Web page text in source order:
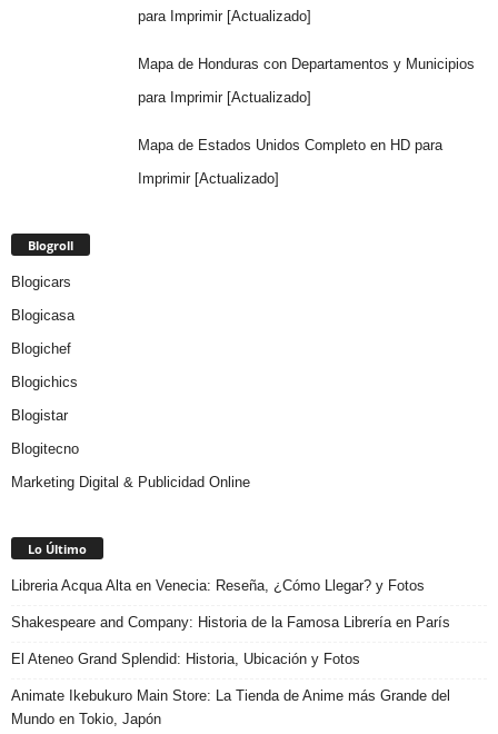
para Imprimir [Actualizado]
Mapa de Honduras con Departamentos y Municipios
para Imprimir [Actualizado]
Mapa de Estados Unidos Completo en HD para
Imprimir [Actualizado]
Blogroll
Blogicars
Blogicasa
Blogichef
Blogichics
Blogistar
Blogitecno
Marketing Digital & Publicidad Online
Lo Último
Libreria Acqua Alta en Venecia: Reseña, ¿Cómo Llegar? y Fotos
Shakespeare and Company: Historia de la Famosa Librería en París
El Ateneo Grand Splendid: Historia, Ubicación y Fotos
Animate Ikebukuro Main Store: La Tienda de Anime más Grande del
Mundo en Tokio, Japón